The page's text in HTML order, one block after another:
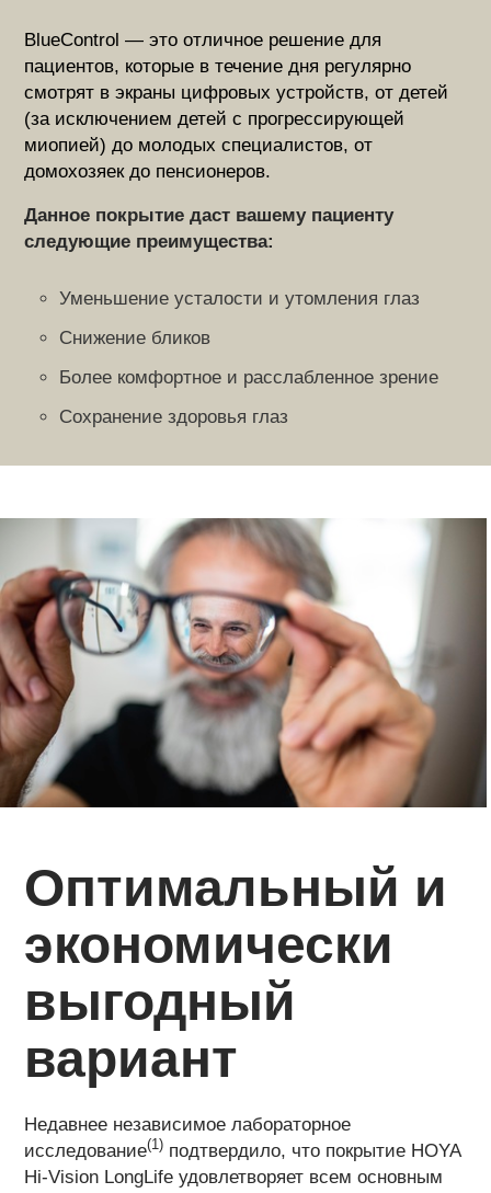
BlueControl — это отличное решение для
пациентов, которые в течение дня регулярно
смотрят в экраны цифровых устройств, от детей
(за исключением детей с прогрессирующей
миопией) до молодых специалистов, от
домохозяек до пенсионеров.
Данное покрытие даст вашему пациенту
следующие преимущества:
Уменьшение усталости и утомления глаз
Снижение бликов
Более комфортное и расслабленное зрение
Сохранение здоровья глаз
Оптимальный и
экономически
выгодный
вариант
Недавнее независимое лабораторное
исследование(1) подтвердило, что покрытие HOYA
Hi-Vision LongLife удовлетворяет всем основным